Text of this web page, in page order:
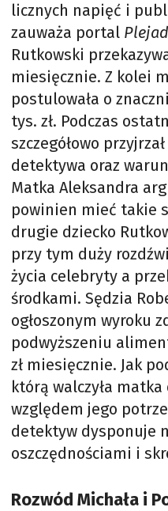
licznych napięć i
zauważa portal
Rutkowski
miesięcznie. Z kolei
postulowała o
tys. zł. Podczas
szczegółowo
detektywa oraz
Matka Aleksandra
powinien mieć takie
drugie dziecko
przy tym duży
życia celebryty a
środkami. Sędzia
ogłoszonym wyroku
podwyższeniu
zł miesięcznie. Jak
którą walczyła
względem jego
detektyw dysponuje
oszczędnościami i
Rozwód Michała i